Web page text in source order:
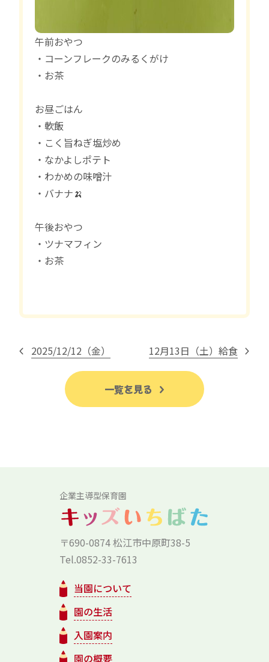
午前おやつ
・コーンフレークのみるくがけ
・お茶
お昼ごはん
・軟飯
・こく旨ねぎ塩炒め
・なかよしポテト
・わかめの味噌汁
・バナナ🍌
午後おやつ
・ツナマフィン
・お茶
2025/12/12（金） 12月13日（土）給食
一覧を見る
企業主導型保育園
〒690-0874 松江市中原町38-5
Tel.0852-33-7613
当園について
園の生活
入園案内
園の概要